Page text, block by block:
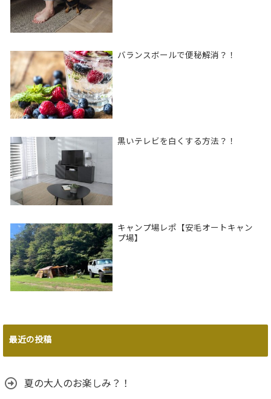
バランスボールで便秘解消？！
黒いテレビを白くする方法？！
キャンプ場レポ【安毛オートキャン
プ場】
最近の投稿
夏の大人のお楽しみ？！